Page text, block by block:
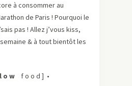
à consommer au
de Paris ! Pourquoi le
pas ! Allez j’vous kiss,
& à tout bientôt les
o wf o o d ] •